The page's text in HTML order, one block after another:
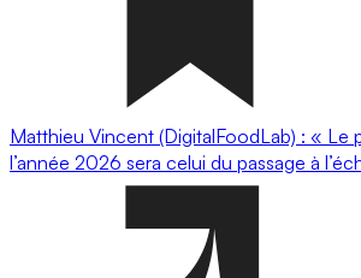
Matthieu Vincent (DigitalFoodLab) : « Le
l’année 2026 sera celui du passage à